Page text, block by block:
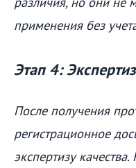
применения без
Этап 4:
После получения
регистрационное
экспертизу